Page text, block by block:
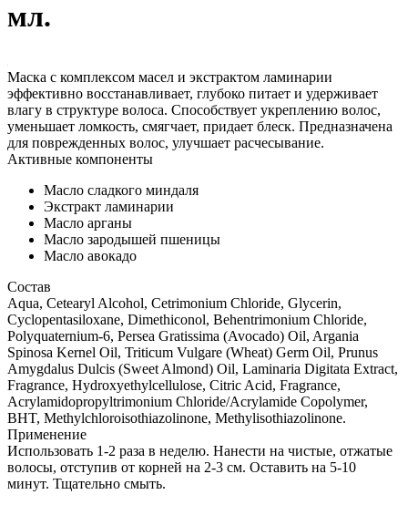
мл.
Маска с комплексом масел и экстрактом ламинарии
эффективно восстанавливает, глубоко питает и удерживает
влагу в структуре волоса. Способствует укреплению волос,
уменьшает ломкость, смягчает, придает блеск. Предназначена
для поврежденных волос, улучшает расчесывание.
Активные компоненты
Масло сладкого миндаля
Экстракт ламинарии
Масло арганы
Масло зародышей пшеницы
Масло авокадо
Состав
Aqua, Cetearyl Alcohol, Cetrimonium Chloride, Glycerin,
Cyclopentasiloxane, Dimethiconol, Behentrimonium Chloride,
Polyquaternium-6, Persea Gratissima (Avocado) Oil, Argania
Spinosa Kernel Oil, Triticum Vulgare (Wheat) Germ Oil, Prunus
Amygdalus Dulcis (Sweet Almond) Oil, Laminaria Digitata Extract,
Fragrance, Hydroxyethylcellulose, Citric Acid, Fragrance,
Acrylamidopropyltrimonium Chloride/Acrylamide Copolymer,
BHT, Methylchloroisothiazolinone, Methylisothiazolinone.
Применение
Использовать 1-2 раза в неделю. Нанести на чистые, отжатые
волосы, отступив от корней на 2-3 см. Оставить на 5-10
минут. Тщательно смыть.